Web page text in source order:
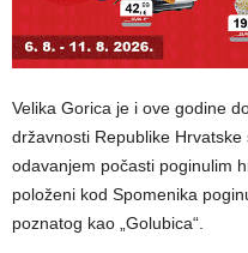
Velika Gorica je i ove godine
državnosti Republike
odavanjem počasti poginulim
položeni kod Spomenika
poznatog kao „Golubica“.